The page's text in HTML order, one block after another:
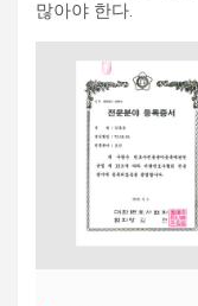
많아야 한다.